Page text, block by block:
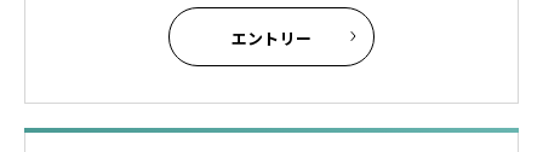
エントリー